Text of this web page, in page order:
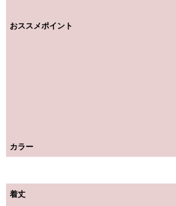
おススメポイント
カラー
着丈